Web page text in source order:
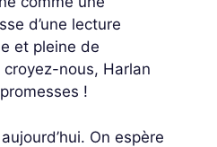
d’une lecture
et pleine de
nous, Harlan
!
On espère